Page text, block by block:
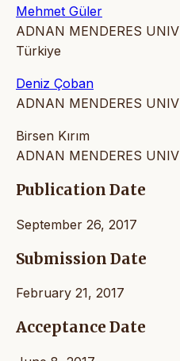
Mehmet Güler
ADNAN MENDERES UNIV
Türkiye
Deniz Çoban
ADNAN MENDERES UNIV
Birsen Kırım
ADNAN MENDERES UNIV
Publication Date
September 26, 2017
Submission Date
February 21, 2017
Acceptance Date